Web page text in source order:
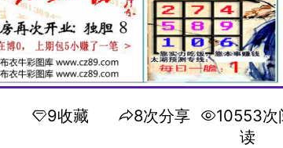
9收藏 8次分享
10553次
读